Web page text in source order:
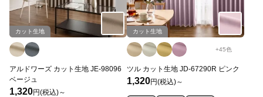
カット生地
アルドワーズ カット生地 JE-98096
ベージュ
1,320円(税込)～
カット生地
+45色
ツル カット生地 JD-67290R ピンク
1,320円(税込)～